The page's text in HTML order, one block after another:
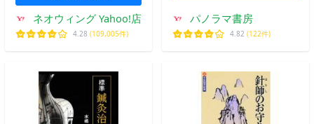
ネオウィング Yahoo!店
4.28 (109,005件)
パノラマ書房
4.82 (122件)